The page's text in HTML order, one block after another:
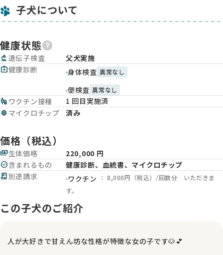
子犬について
健康状態
biotech 遺伝子検査
父犬実施
medical_services健康診断 身体検査 異常なし
便検査 異常なし
vaccines ワクチン接種
1 回目実施済
memory マイクロチップ 済み
価格（税込）
payments生体価格
220,000 円
check_circle含まれるもの
健康診断、血統書、マイクロチップ
receipt_long別途請求 ワクチン
： 8,000円（税込）/回数分 いただきま
す。
この子犬のご紹介
人が大好きで甘えん坊な性格が特徴な女の子です🐶💕